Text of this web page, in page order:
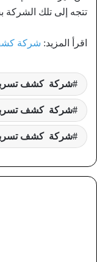
تتجه إلى تلك
اقرأ المزيد: شركة
شركة كشف
شركة كشف تسربات
شركة كشف